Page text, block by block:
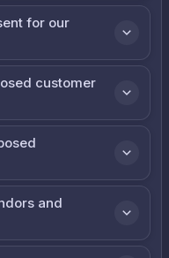
for our
customer
and